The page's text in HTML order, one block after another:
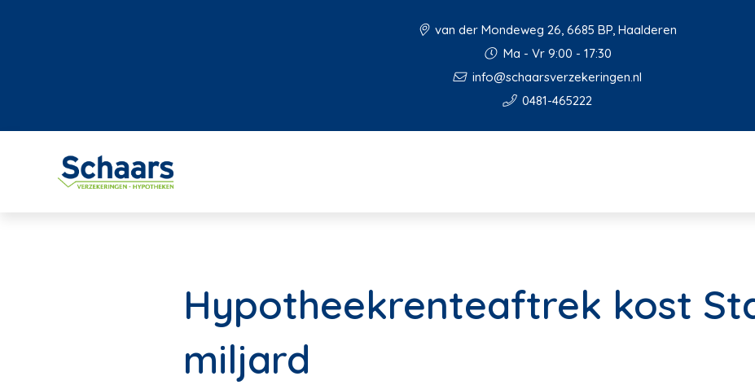
van der Mondeweg 26, 6685 BP, Haalderen
Ma - Vr 9:00 - 17:30
info@schaarsverzekeringen.nl
0481-465222
Hypotheekrenteaftrek kost
miljard